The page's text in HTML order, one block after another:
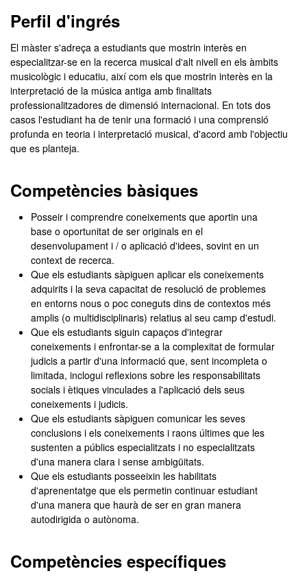
Perfil d'ingrés
El màster s'adreça a estudiants que mostrin interès en
especialitzar-se en la recerca musical d'alt nivell en els àmbits
musicològic i educatiu, així com els que mostrin interès en la
interpretació de la música antiga amb finalitats
professionalitzadores de dimensió internacional. En tots dos
casos l'estudiant ha de tenir una formació i una comprensió
profunda en teoria i interpretació musical, d'acord amb l'objectiu
que es planteja.
Competències bàsiques
Posseir i comprendre coneixements que aportin una
base o oportunitat de ser originals en el
desenvolupament i / o aplicació d'idees, sovint en un
context de recerca.
Que els estudiants sàpiguen aplicar els coneixements
adquirits i la seva capacitat de resolució de problemes
en entorns nous o poc coneguts dins de contextos més
amplis (o multidisciplinaris) relatius al seu camp d'estudi.
Que els estudiants siguin capaços d'integrar
coneixements i enfrontar-se a la complexitat de formular
judicis a partir d'una informació que, sent incompleta o
limitada, inclogui reflexions sobre les responsabilitats
socials i ètiques vinculades a l'aplicació dels seus
coneixements i judicis.
Que els estudiants sàpiguen comunicar les seves
conclusions i els coneixements i raons últimes que les
sustenten a públics especialitzats i no especialitzats
d'una manera clara i sense ambigüitats.
Que els estudiants posseeixin les habilitats
d'aprenentatge que els permetin continuar estudiant
d'una manera que haurà de ser en gran manera
autodirigida o autònoma.
Competències específiques